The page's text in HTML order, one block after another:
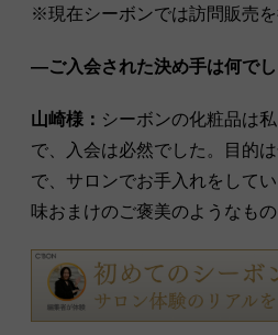
※現在シーボンでは訪問販売
―ご入会された決め手は何で
山崎様： シーボンの化粧品は
で、入会は必然でした。目的
で、サロンでお手入れをして
味おまけのご褒美のようなもの